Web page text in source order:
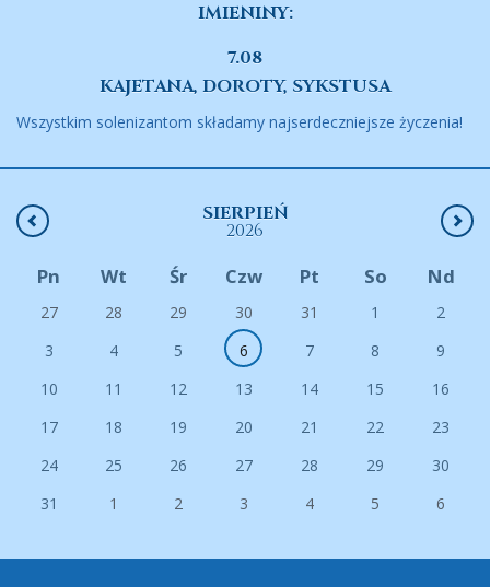
IMIENINY:
7.08
KAJETANA, DOROTY, SYKSTUSA
Wszystkim solenizantom składamy najserdeczniejsze życzenia!
SIERPIEŃ
2026
Pn Wt Śr Czw Pt So Nd
27 28 29 30 31 1
2
3
4 5 6 7 8
9
10
11 12 13 14 15
16
17
18 19 20 21 22
23
24
25 26 27 28 29
30
31
1 2 3 4 5 6